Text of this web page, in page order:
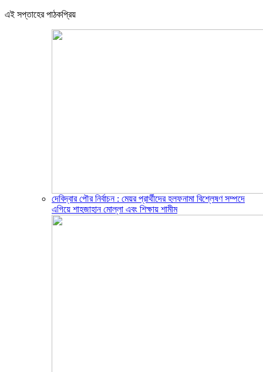
এই সপ্তাহের পাঠকপ্রিয়
দেবিদ্বার পৌর নির্বাচন : মেয়র প্রার্থীদের হলফনামা বিশ্লেষণ সম্পদে
এগিয়ে শাহজাহান মোল্লা এবং শিক্ষায় শামীম